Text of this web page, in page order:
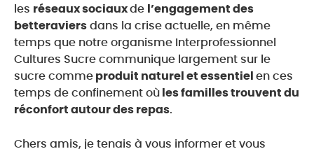
les réseaux sociauxde l’engagement des
betteraviers dans la crise actuelle, en même
temps que notre organisme Interprofessionnel
Cultures Sucre communique largement sur le
sucre comme produit naturel et essentiel en ces
temps de confinement où les familles trouvent du
réconfort autour des repas.
Chers amis, je tenais à vous informer et vous